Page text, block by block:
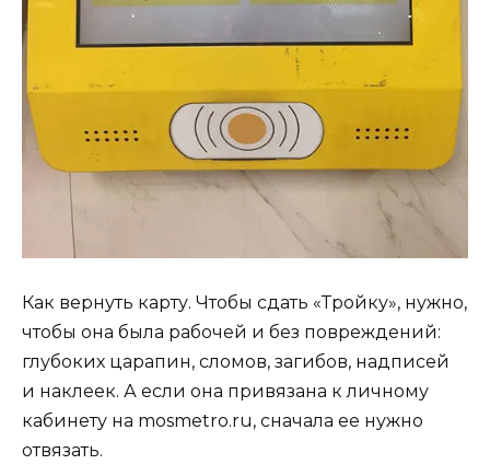
Как вернуть карту. Чтобы сдать «Тройку», нужно,
чтобы она была рабочей и без повреждений:
глубоких царапин, сломов, загибов, надписей
и наклеек. А если она привязана к личному
кабинету на mosmetro.ru, сначала ее нужно
отвязать.